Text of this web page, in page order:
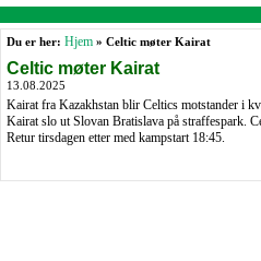
Du er her: Hjem » Celtic møter Kairat
Celtic møter Kairat
13.08.2025
Kairat fra Kazakhstan blir Celtics motstander i
Kairat slo ut Slovan Bratislava på straffespark.
Retur tirsdagen etter med kampstart 18:45.